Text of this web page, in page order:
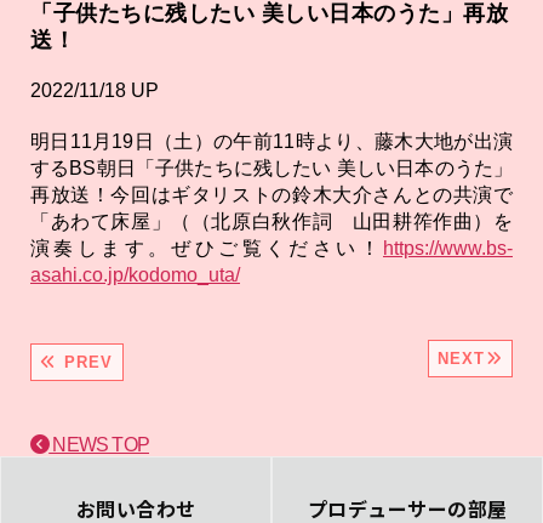
「子供たちに残したい 美しい日本のうた」再放
送！
2022/11/18 UP
明日11月19日（土）の午前11時より、藤木大地が出演
するBS朝日「子供たちに残したい 美しい日本のうた」
再放送！今回はギタリストの鈴木大介さんとの共演で
「あわて床屋」（（北原白秋作詞 山田耕筰作曲）を
演奏します。ぜひご覧ください！
https://www.bs-
asahi.co.jp/kodomo_uta/
PREV NEXT
NEWS TOP
お問い合わせ プロデューサーの部屋